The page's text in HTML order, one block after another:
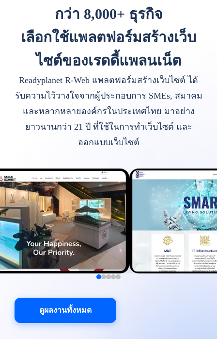
กว่า 8,000+ ธุรกิจ
เลือกใช้แพลตฟอร์มสร้างเว็บ
ไซต์ของเรดดี้แพลนเน็ต
Readyplanet R-Web แพลตฟอร์มสร้างเว็บไซต์ ได้
รับความไว้วางใจจากผู้ประกอบการ SMEs, สมาคม
และหลากหลายองค์กรในประเทศไทย มาอย่าง
ยาวนานกว่า 21 ปี ที่ใช้ในการทำเว็บไซต์ และ
ออกแบบเว็บไซต์
ดูผลงานทั้งหมด